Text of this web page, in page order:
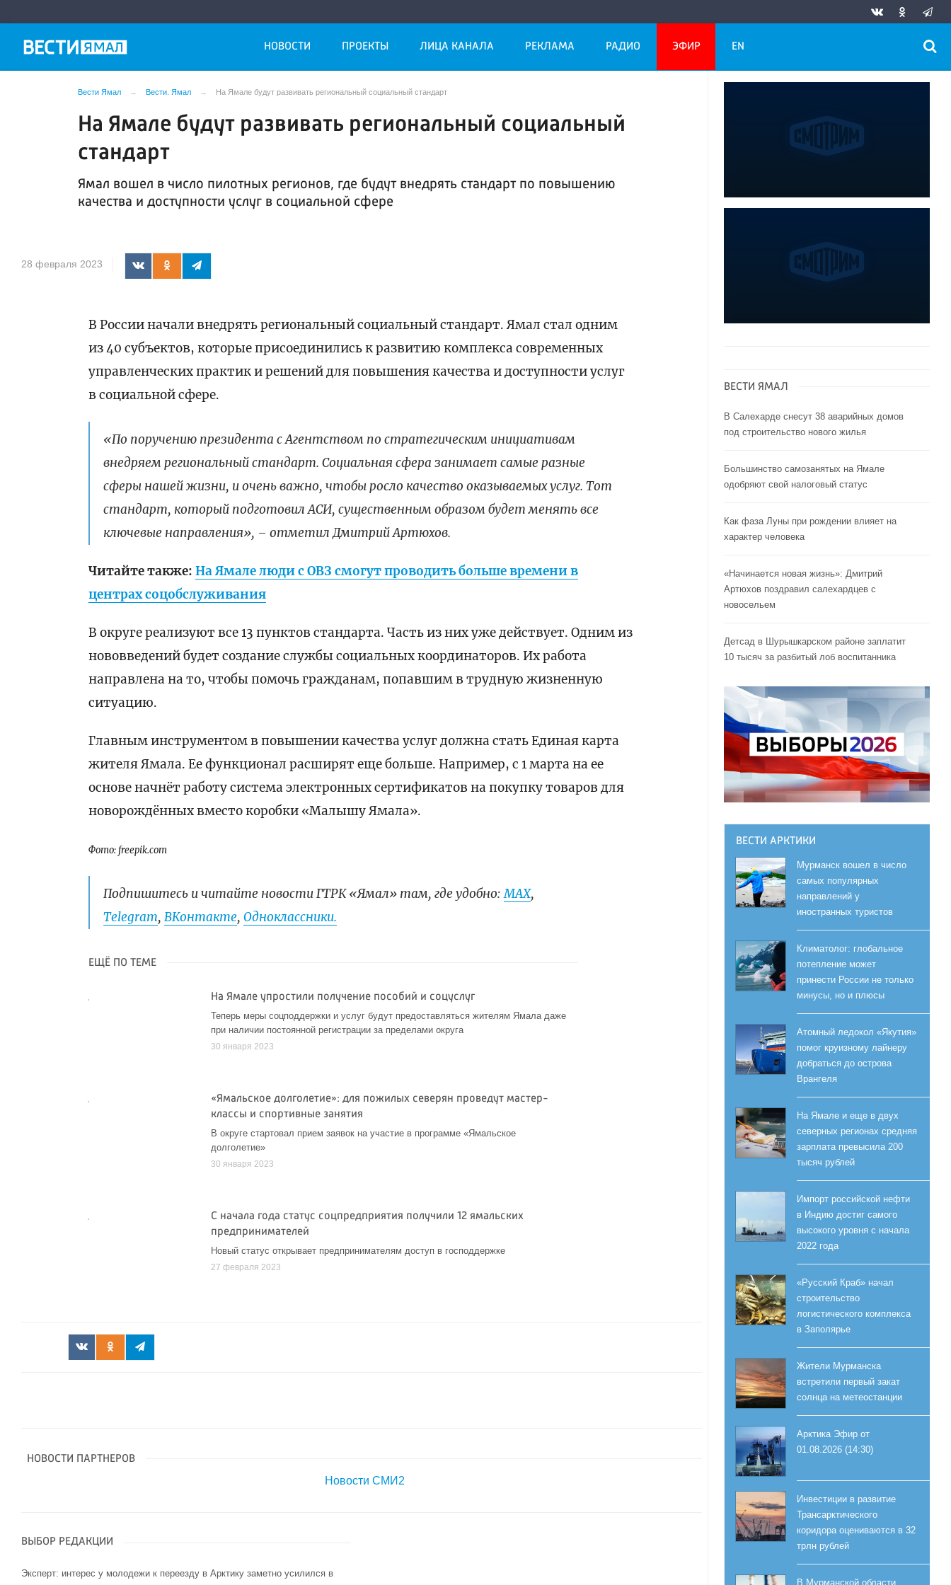
НОВОСТИ ПРОЕКТЫ ЛИЦА КАНАЛА РЕКЛАМА РАДИО ЭФИР EN
Вести Ямал Вести. Ямал На Ямале будут развивать региональный социальный стандарт
На Ямале будут развивать региональный социальный
стандарт
Ямал вошел в число пилотных регионов, где будут внедрять стандарт по повышению
качества и доступности услуг в социальной сфере
28 февраля 2023
В России начали внедрять региональный социальный стандарт. Ямал стал одним
из 40 субъектов, которые присоединились к развитию комплекса современных
управленческих практик и решений для повышения качества и доступности услуг
в социальной сфере.
«По поручению президента с Агентством по стратегическим инициативам
внедряем региональный стандарт. Социальная сфера занимает самые разные
сферы нашей жизни, и очень важно, чтобы росло качество оказываемых услуг. Тот
стандарт, который подготовил АСИ, существенным образом будет менять все
ключевые направления», – отметил Дмитрий Артюхов.
Читайте также:На Ямале люди с ОВЗ смогут проводить больше времени в
центрах соцобслуживания
В округе реализуют все 13 пунктов стандарта. Часть из них уже действует. Одним из
нововведений будет создание службы социальных координаторов. Их работа
направлена на то, чтобы помочь гражданам, попавшим в трудную жизненную
ситуацию.
Главным инструментом в повышении качества услуг должна стать Единая карта
жителя Ямала. Ее функционал расширят еще больше. Например, с 1 марта на ее
основе начнёт работу система электронных сертификатов на покупку товаров для
новорождённых вместо коробки «Малышу Ямала».
Фото: freepik.com
Подпишитесь и читайте новости ГТРК «Ямал» там, где удобно:МАХ,
Telegram,ВКонтакте,Одноклассники.
ЕЩЁ ПО ТЕМЕ
На Ямале упростили получение пособий и соцуслуг
Теперь меры соцподдержки и услуг будут предоставляться жителям Ямала даже
при наличии постоянной регистрации за пределами округа
30 января 2023
«Ямальское долголетие»: для пожилых северян проведут мастер-
классы и спортивные занятия
В округе стартовал прием заявок на участие в программе «Ямальское
долголетие»
30 января 2023
С начала года статус соцпредприятия получили 12 ямальских
предпринимателей
Новый статус открывает предпринимателям доступ в господдержке
27 февраля 2023
НОВОСТИ ПАРТНЕРОВ
Новости СМИ2
ВЫБОР РЕДАКЦИИ
Эксперт: интерес у молодежи к переезду в Арктику заметно усилился в
ВЕСТИ ЯМАЛ
В Салехарде снесут 38 аварийных домов
под строительство нового жилья
Большинство самозанятых на Ямале
одобряют свой налоговый статус
Как фаза Луны при рождении влияет на
характер человека
«Начинается новая жизнь»: Дмитрий
Артюхов поздравил салехардцев с
новосельем
Детсад в Шурышкарском районе заплатит
10 тысяч за разбитый лоб воспитанника
ВЕСТИ АРКТИКИ
Мурманск вошел в число
самых популярных
направлений у
иностранных туристов
Климатолог: глобальное
потепление может
принести России не только
минусы, но и плюсы
Атомный ледокол «Якутия»
помог круизному лайнеру
добраться до острова
Врангеля
На Ямале и еще в двух
северных регионах средняя
зарплата превысила 200
тысяч рублей
Импорт российской нефти
в Индию достиг самого
высокого уровня с начала
2022 года
«Русский Краб» начал
строительство
логистического комплекса
в Заполярье
Жители Мурманска
встретили первый закат
солнца на метеостанции
Арктика Эфир от
01.08.2026 (14:30)
Инвестиции в развитие
Трансарктического
коридора оцениваются в 32
трлн рублей
В Мурманской области